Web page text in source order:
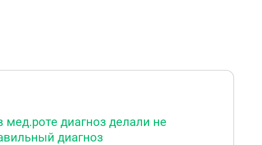
диагноз делали не
диагноз